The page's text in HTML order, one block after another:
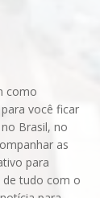
como
você ficar
Brasil, no
as
para
de tudo com o